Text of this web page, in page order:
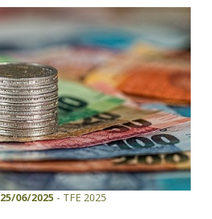
25/06/2025 - TFE 2025